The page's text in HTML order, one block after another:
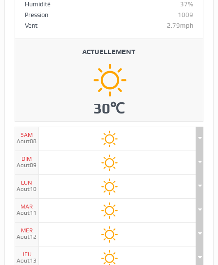
Humidité
37%
Pression
1009
Vent
2.79mph
ACTUELLEMENT
30℃
SAM
Aout08
DIM
Aout09
LUN
Aout10
MAR
Aout11
MER
Aout12
JEU
Aout13